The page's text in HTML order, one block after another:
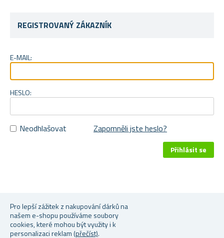
Pro lepší zážitek z nakupování dárků na
našem e-shopu používáme soubory
cookies, které mohou být využity i k
personalizaci reklam (přečíst).
REGISTROVANÝ ZÁKAZNÍK
E-MAIL:
HESLO:
Neodhlašovat Zapomněli jste heslo?
About login / registration
Put your login / registration information here. You can edit
this in the admin site.